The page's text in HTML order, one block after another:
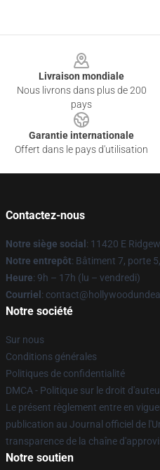
Livraison mondiale
Nous livrons dans plus de 200
pays
Garantie internationale
Offert dans le pays d'utilisation
Contactez-nous
Notre siège social : 11420 E
Notre entrepôt: Bâtiment 7, porte
Heure: 9h – 17h (lu – vendredi)
Courriel :
Notre société
Sur nous
Conditions générales
Politiques de confidentialité
DMCA - Politique sur le droit
Le présent règlement entre en
publication au Journal officiel de
transparence de la chaîne
Notre soutien